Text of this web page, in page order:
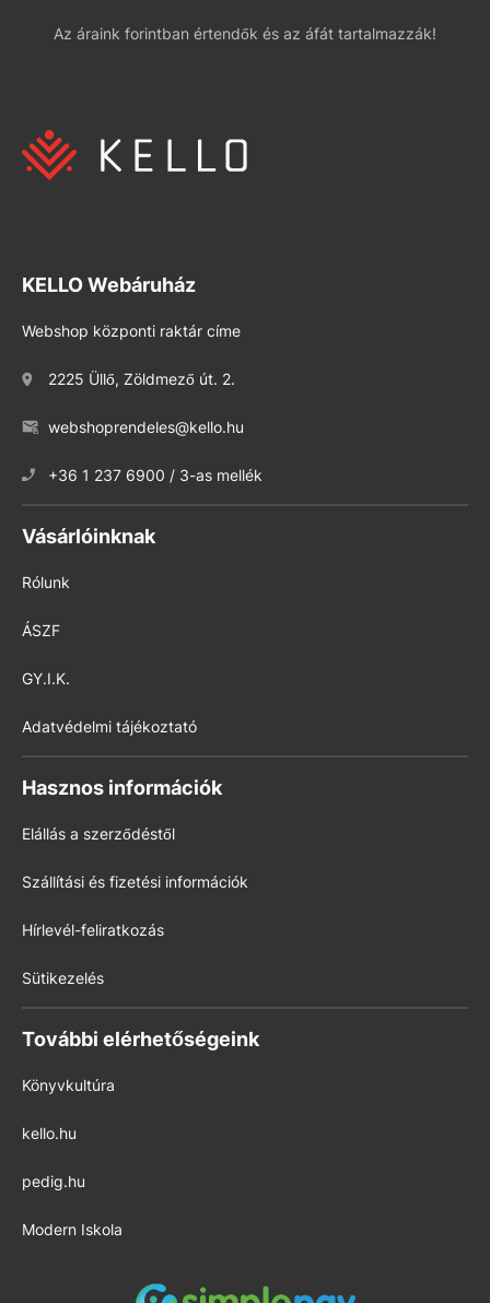
Az áraink forintban értendők és az áfát tartalmazzák!
KELLO Webáruház
Webshop központi raktár címe
2225 Üllő, Zöldmező út. 2.
webshoprendeles@kello.hu
+36 1 237 6900 / 3-as mellék
Vásárlóinknak
Rólunk
ÁSZF
GY.I.K.
Adatvédelmi tájékoztató
Hasznos információk
Elállás a szerződéstől
Szállítási és fizetési információk
Hírlevél-feliratkozás
Sütikezelés
További elérhetőségeink
Könyvkultúra
kello.hu
pedig.hu
Modern Iskola